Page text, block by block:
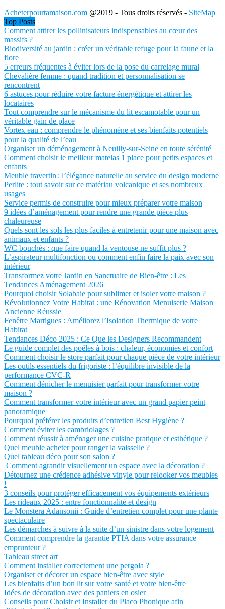
Acheterpourtamaison.com @2019 - Tous droits réservés - SiteMap
Top Posts
Comment attirer les pollinisateurs indispensables au cœur des
massifs ?
Biodiversité au jardin : créer un véritable refuge pour la faune et la
flore
5 erreurs fréquentes à éviter lors de la pose du carrelage mural
Chevalière femme : quand tradition et personnalisation se
rencontrent
6 astuces pour réduire votre facture énergétique et attirer les
locataires
Tout comprendre sur le mécanisme du lit escamotable pour un
véritable gain de place
Vortex eau : comprendre le phénomène et ses bienfaits potentiels
pour la qualité de l’eau
Organiser un déménagement à Neuilly-sur-Seine en toute sérénité
Comment choisir le meilleur matelas 1 place pour petits espaces et
enfants
Meuble travertin : l’élégance naturelle au service du design moderne
Perlite : tout savoir sur ce matériau volcanique et ses nombreux
usages
Service permis de construire pour mieux préparer votre maison
9 idées d’aménagement pour rendre une grande pièce plus
chaleureuse
Quels sont les sols les plus faciles à entretenir pour une maison avec
animaux et enfants ?
WC bouchés : que faire quand la ventouse ne suffit plus ?
L’aspirateur multifonction ou comment enfin faire la paix avec son
intérieur
Transformez votre Jardin en Sanctuaire de Bien-être : Les
Tendances Aménagement 2026
Pourquoi choisir Solabaie pour sublimer et isoler votre maison ?
Révolutionnez Votre Habitat : une Rénovation Menuiserie Maison
Ancienne Réussie
Fenêtre Martigues : Améliorez l’Isolation Thermique de votre
Habitat
Tendances Déco 2025 : Ce Que les Designers Recommandent
Le guide complet des poêles à bois : chaleur, économies et confort
Comment choisir le store parfait pour chaque pièce de votre intérieur
Les outils essentiels du frigoriste : l’équilibre invisible de la
performance CVC-R
Comment dénicher le menuisier parfait pour transformer votre
maison ?
Comment transformer votre intérieur avec un grand papier peint
panoramique
Pourquoi préférer les produits d’entretien Best Hygiène ?
Comment éviter les cambriolages ?
Comment réussir à aménager une cuisine pratique et esthétique ?
Quel meuble acheter pour ranger la vaisselle ?
Quel tableau déco pour son salon ?
Comment agrandir visuellement un espace avec la décoration ?
Détournez une crédence adhésive vinyle pour relooker vos meubles
!
3 conseils pour protéger efficacement vos équipements extérieurs
Les rideaux 2025 : entre fonctionnalité et design
Le Monstera Adansonii : Guide d’entretien complet pour une plante
spectaculaire
Les démarches à suivre à la suite d’un sinistre dans votre logement
Comment comprendre la garantie PTIA dans votre assurance
emprunteur ?
Tableau street art
Comment installer correctement une pergola ?
Organiser et décorer un espace bien-être avec style
Les bienfaits d’un bon lit sur votre santé et votre bien-être
Idées de décoration avec des paniers en osier
Conseils pour Choisir et Installer du Placo Phonique afin